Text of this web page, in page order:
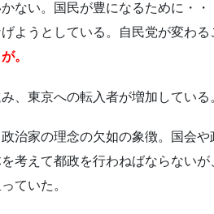
ない。国民が豊になるために・
ようとしている。自民党が変わる
。
、東京への転入者が増加している
治家の理念の欠如の象徴。国会
考えて都政を行わねばならない
ていた。